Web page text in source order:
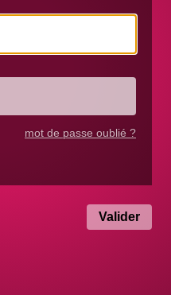
mot de passe oublié ?